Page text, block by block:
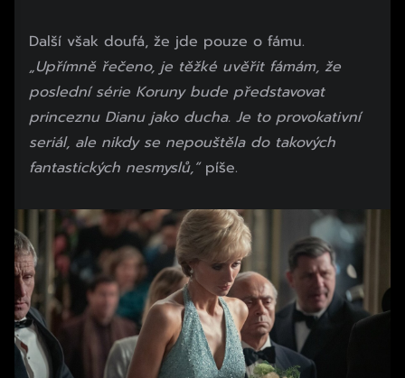
Další však doufá, že jde pouze o fámu.
„Upřímně řečeno, je těžké uvěřit fámám, že
poslední série Koruny bude představovat
princeznu Dianu jako ducha. Je to provokativní
seriál, ale nikdy se nepouštěla ​​do takových
fantastických nesmyslů,“ píše.
Začátek reklamy
Konec reklamy